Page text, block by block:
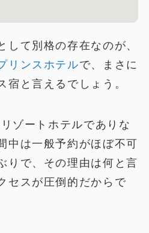
して別格の存在なのが、
リンスホテルで、まさに
宿と言えるでしょう。
ゾートホテルでありな
中は一般予約がほぼ不可
りで、その理由は何と言
セスが圧倒的だからで